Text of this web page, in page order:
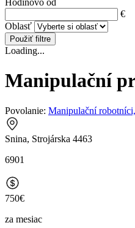
€
Oblasť
Použiť filtre
Loading...
Manipulační
Povolanie: Manipulační
Snina, Strojárska 4463
6901
750€
za mesiac